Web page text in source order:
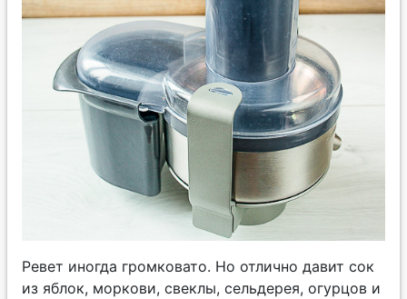
Ревет иногда громковато. Но отлично давит сок
из яблок, моркови, свеклы, сельдерея, огурцов и